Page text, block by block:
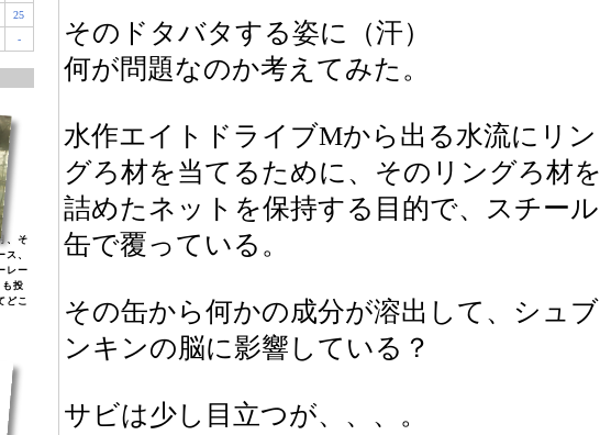
25
-
、そ
、
レー
投
どこ
そのドタバタする姿に（汗）
何が問題なのか考えてみた。
水作エイトドライブMから出る水流にリン
グろ材を当てるために、そのリングろ材を
詰めたネットを保持する目的で、スチール
缶で覆っている。
その缶から何かの成分が溶出して、シュブ
ンキンの脳に影響している？
サビは少し目立つが、、、。